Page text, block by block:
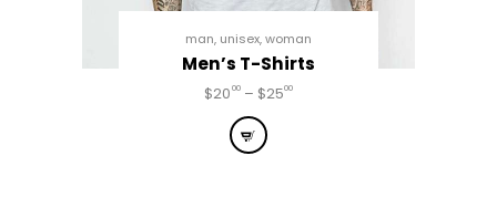
man, unisex,woman
Men’s T-Shirts
$2000– $2500